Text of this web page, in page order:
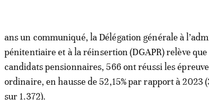
ans un communiqué, la Délégation générale à
pénitentiaire et à la réinsertion (DGAPR) relève que
candidats pensionnaires, 566 ont réussi les
ordinaire, en hausse de 52,15% par rapport à 2023
sur 1.372).